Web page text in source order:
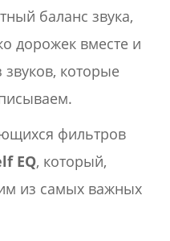
баланс звука,
дорожек вместе и
которые
фильтров
EQ, который,
из самых важных